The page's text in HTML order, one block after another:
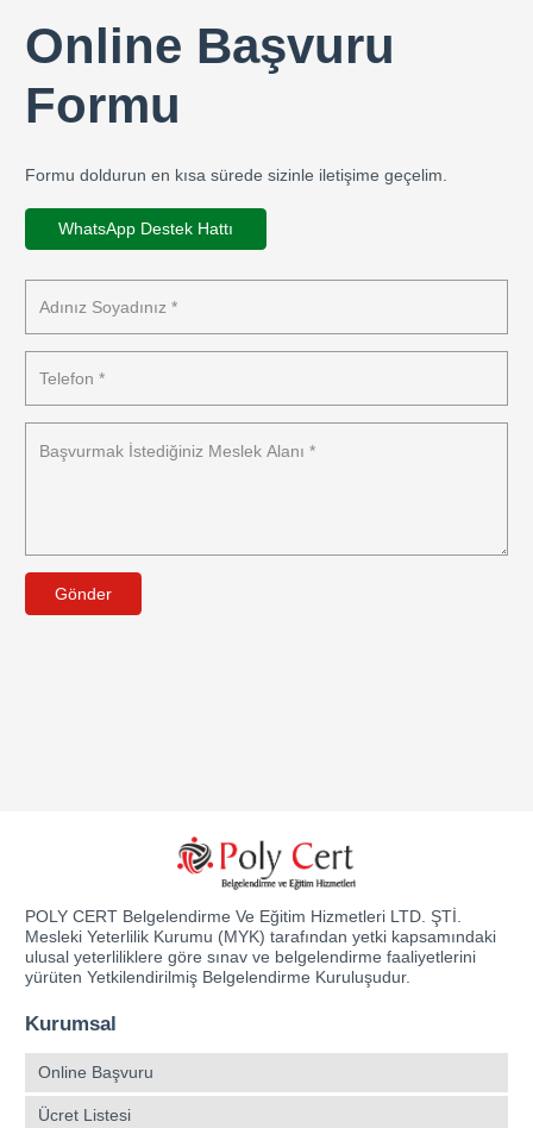
Online Başvuru
Formu
Formu doldurun en kısa sürede sizinle iletişime geçelim.
WhatsApp Destek Hattı
Gönder
POLY CERT Belgelendirme Ve Eğitim Hizmetleri LTD. ŞTİ.
Mesleki Yeterlilik Kurumu (MYK) tarafından yetki kapsamındaki
ulusal yeterliliklere göre sınav ve belgelendirme faaliyetlerini
yürüten Yetkilendirilmiş Belgelendirme Kuruluşudur.
Kurumsal
Online Başvuru
Ücret Listesi